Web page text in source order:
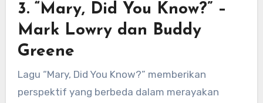
3. “Mary, Did You Know?” –
Mark Lowry dan Buddy
Greene
Lagu “Mary, Did You Know?” memberikan
perspektif yang berbeda dalam merayakan